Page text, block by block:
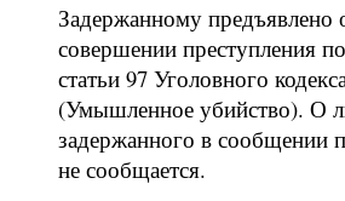
Задержанному предъявлено
совершении преступления
статьи 97 Уголовного
(Умышленное убийство). О
задержанного в сообщении
не сообщается.